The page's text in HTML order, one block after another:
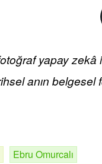
yapay
anın belgesel
Ebru Omurcalı